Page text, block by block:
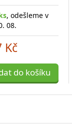
, odešleme v
08.
Kč
do košíku